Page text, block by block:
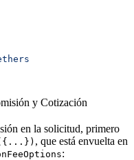
y Cotización
en la solicitud, primero
, que está envuelta en
: